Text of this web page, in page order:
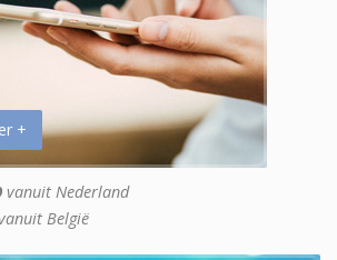
+
vanuit Nederland
België